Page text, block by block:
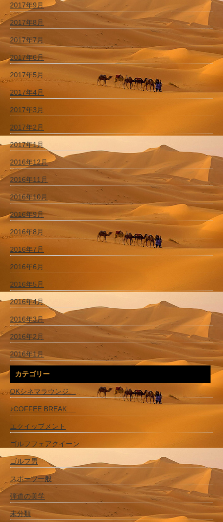
2017年9月
2017年8月
2017年7月
2017年6月
2017年5月
2017年4月
2017年3月
2017年2月
2017年1月
2016年12月
2016年11月
2016年10月
2016年9月
2016年8月
2016年7月
2016年6月
2016年5月
2016年4月
2016年3月
2016年2月
2016年1月
カテゴリー
OKシネマラウンジ
♪COFFEE BREAK
エクイップメント
ゴルフフェアクイーン
ゴルフ男
スポーツ一般
弾道の美学
未分類